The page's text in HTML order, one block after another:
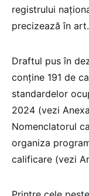
registrului
precizează în
Draftul pus în
conține 191 de
standardelor
2024 (vezi
Nomenclatorul
organiza
calificare (vezi